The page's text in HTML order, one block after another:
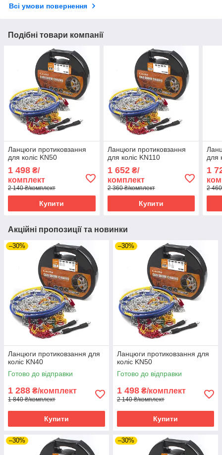
Всі умови повернення
Подібні товари компанії
Ланцюги протиковзання
для коліс KN50
1 498 ₴/
комплект
2 140 ₴/комплект
Купити
Ланцюги протиковзання
для коліс KN110
1 652₴/
комплект
2 360 ₴/комплект
Купити
для
1
2
Акційні пропозиції та новинки
–30%
Ланцюги протиковзання для
коліс KN40
Готово до відправки
1 288 ₴/комплект
1 840 ₴/комплект
Купити
–30%
Ланцюги протиковзання для
коліс KN50
Готово до відправки
1 498 ₴/комплект
2 140 ₴/комплект
Купити
–30% –30%